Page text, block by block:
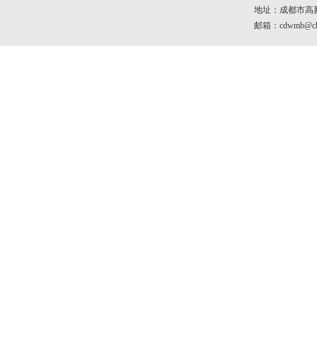
地址：成都市高
邮箱：